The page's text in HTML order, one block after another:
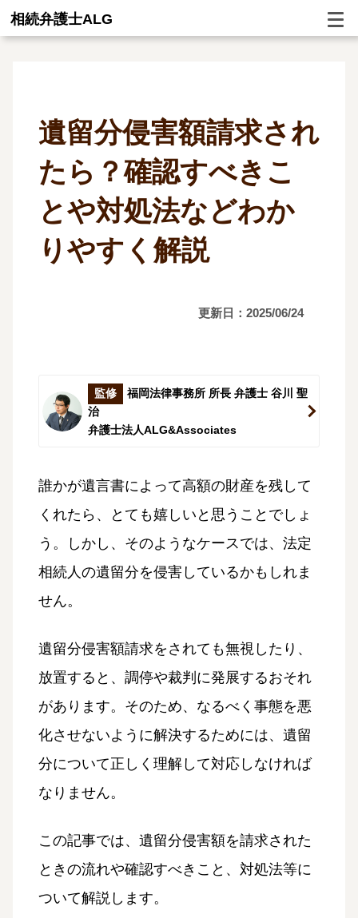
相続弁護士ALG
遺留分侵害額請求され
たら？確認すべきこ
とや対処法などわか
りやすく解説
更新日：2025/06/24
監修
福岡法律事務所 所長 弁護士 谷川 聖
治
弁護士法人ALG&Associates
誰かが遺言書によって高額の財産を残して
くれたら、とても嬉しいと思うことでしょ
う。しかし、そのようなケースでは、法定
相続人の遺留分を侵害しているかもしれま
せん。
遺留分侵害額請求をされても無視したり、
放置すると、調停や裁判に発展するおそれ
があります。そのため、なるべく事態を悪
化させないように解決するためには、遺留
分について正しく理解して対応しなければ
なりません。
この記事では、遺留分侵害額を請求された
ときの流れや確認すべきこと、対処法等に
ついて解説します。